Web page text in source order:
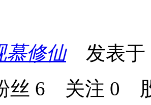
慕修仙发表于
丝 6 关注 0